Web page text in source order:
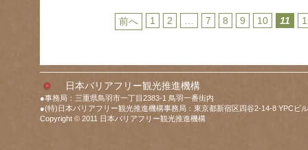
前へ 1 2 7 8 9 10 11
日本バリアフリー観光推進機構
●事務局：三重県鳥羽市一丁目2383-1 鳥羽一番街内
●(特)日本バリアフリー観光推進機構事務局：東京都新宿区四谷2-14-8 YPCビ
Copyright © 2011 日本バリアフリー観光推進機構